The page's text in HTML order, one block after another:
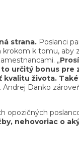
strana. Poslanci
k tomu,
„
určitý bonus
života.
Danko
opozičných
nehovoriac o